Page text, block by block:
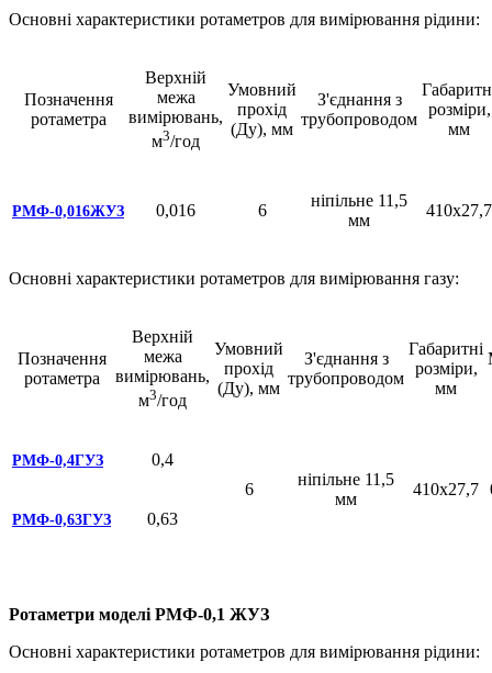
Основні характеристики ротаметров для вимірювання рідини:
Позначення
ротаметра
Верхній
межа
вимірювань,
м3/год
Умовний
прохід
(Ду), мм
З'єднання з
трубопроводом
розміри,
мм
РМФ-0,016ЖУЗ 0,016 6
ніпільне 11,5
мм
410х27,7
Основні характеристики ротаметров для вимірювання газу:
Позначення
ротаметра
Верхній
межа
вимірювань,
м3/год
Умовний
прохід
(Ду), мм
З'єднання з
трубопроводом
Габаритні
розміри,
мм
РМФ-0,4ГУЗ
0,4
6
ніпільне 11,5
мм
410х27,7
РМФ-0,63ГУЗ 0,63
Ротаметри моделі РМФ-0,1 ЖУЗ
Основні характеристики ротаметров для вимірювання рідини: